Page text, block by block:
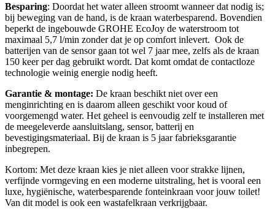
Besparing: Doordat het water alleen stroomt wanneer dat nodig is;
bij beweging van de hand, is de kraan waterbesparend. Bovendien
beperkt de ingebouwde GROHE EcoJoy de waterstroom tot
maximaal 5,7 l/min zonder dat je op comfort inlevert. Ook de
batterijen van de sensor gaan tot wel 7 jaar mee, zelfs als de kraan
150 keer per dag gebruikt wordt. Dat komt omdat de contactloze
technologie weinig energie nodig heeft.
Garantie & montage: De kraan beschikt niet over een
menginrichting en is daarom alleen geschikt voor koud of
voorgemengd water. Het geheel is eenvoudig zelf te installeren met
de meegeleverde aansluitslang, sensor, batterij en
bevestigingsmateriaal. Bij de kraan is 5 jaar fabrieksgarantie
inbegrepen.
Kortom: Met deze kraan kies je niet alleen voor strakke lijnen,
verfijnde vormgeving en een moderne uitstraling, het is vooral een
luxe, hygiënische, waterbesparende fonteinkraan voor jouw toilet!
Van dit model is ook een wastafelkraan verkrijgbaar.